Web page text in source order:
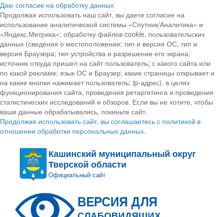
Даю согласие на обработку данных
Продолжая использовать наш сайт, вы даете согласие на
использование аналитической системы «Спутник/Аналитика» и
«Яндекс.Метрика»; обработку файлов cookie, пользовательских
данных (сведения о местоположении; тип и версия ОС, тип и
версия Браузера; тип устройства и разрешение его экрана;
источник откуда пришел на сайт пользователь; с какого сайта или
по какой рекламе; язык ОС и Браузер; какие страницы открывает и
на какие кнопки нажимает пользователь; ip-адрес). в целях
функционирования сайта, проведения ретаргетинга и проведения
статистических исследований и обзоров. Если вы не хотите, чтобы
ваши данные обрабатывались, покиньте сайт.
Продолжая использовать сайт, вы соглашаетесь с политикой в
отношении обработки персональных данных.